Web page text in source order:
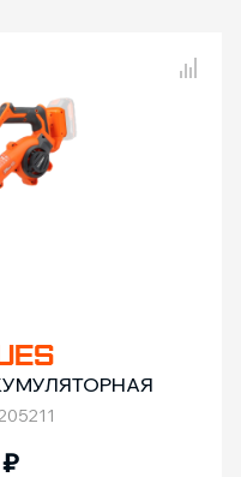
₽